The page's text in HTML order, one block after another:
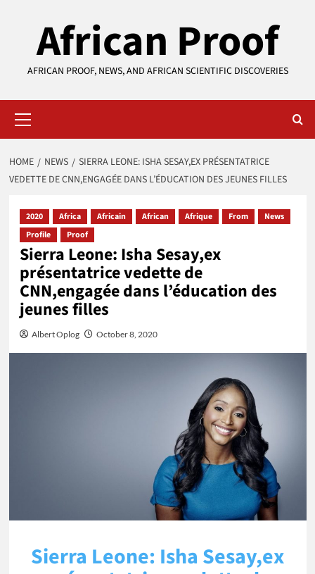
African Proof
AFRICAN PROOF, NEWS, AND AFRICAN SCIENTIFIC DISCOVERIES
Menu
HOME NEWS
SIERRA LEONE: ISHA SESAY,EX PRÉSENTATRICE
VEDETTE DE CNN,ENGAGÉE DANS L’ÉDUCATION DES JEUNES FILLES
2020 Africa Africain African Afrique From
News
Profile
Proof
Sierra Leone: Isha Sesay,ex
présentatrice vedette de
CNN,engagée dans l’éducation des
jeunes filles
Albert Oplog October 8, 2020
Sierra Leone: Isha Sesay,ex